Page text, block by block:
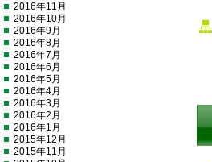
2016年11月
2016年10月
2016年9月
2016年8月
2016年7月
2016年6月
2016年5月
2016年4月
2016年3月
2016年2月
2016年1月
2015年12月
2015年11月